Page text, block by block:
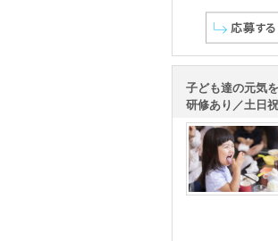
子ども達の元気
研修あり／土日